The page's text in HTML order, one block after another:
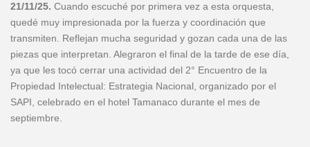
21/11/25. Cuando escuché por primera vez a esta orquesta,
quedé muy impresionada por la fuerza y coordinación que
transmiten. Reflejan mucha seguridad y gozan cada una de las
piezas que interpretan. Alegraron el final de la tarde de ese día,
ya que les tocó cerrar una actividad del 2° Encuentro de la
Propiedad Intelectual: Estrategia Nacional, organizado por el
SAPI, celebrado en el hotel Tamanaco durante el mes de
septiembre.